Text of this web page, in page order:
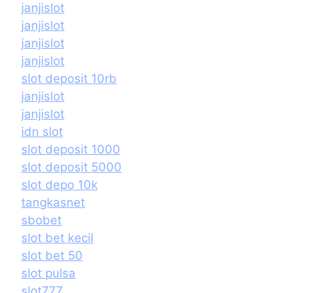
janjislot
janjislot
janjislot
janjislot
slot deposit 10rb
janjislot
janjislot
idn slot
slot deposit 1000
slot deposit 5000
slot depo 10k
tangkasnet
sbobet
slot bet kecil
slot bet 50
slot pulsa